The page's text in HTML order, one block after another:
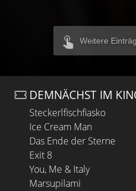
Weitere
DEMNÄCHST IM
Steckerlfischfiasko
Ice Cream Man
Das Ende der Sterne
Exit 8
You, Me & Italy
Marsupilami